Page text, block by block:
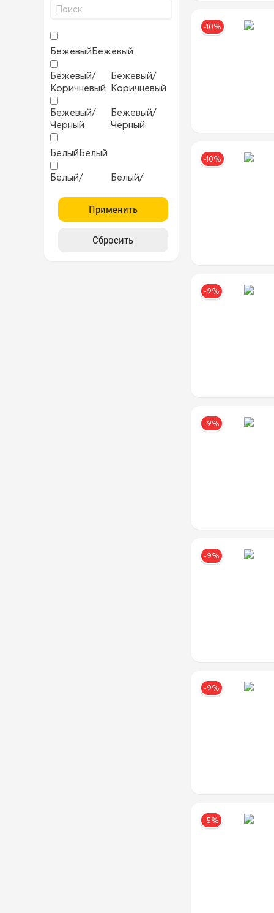
БежевыйБежевый
Бежевый/
Коричневый
Бежевый/
Коричневый
Бежевый/
Черный
Бежевый/
Черный
БелыйБелый
Белый/
Белый/
БирюзовыйБирюзовый
БордовыйБордовый
-10%
-10%
-9%
-9%
-9%
-9%
-5%